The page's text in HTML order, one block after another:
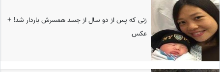
زنی که پس از دو سال از جسد همسرش باردار شد! +
عکس